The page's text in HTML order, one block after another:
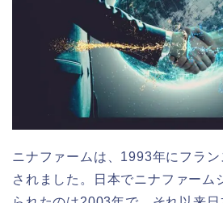
ニナファームは、1993年にフラ
されました。日本でニナファーム